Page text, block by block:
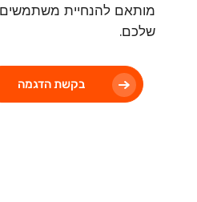
מותאם להנחיית משתמשים
שלכם.
בקשת הדגמה